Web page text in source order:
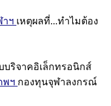
าฯ เหตุผลที่...ทำไมต้อง
บริจาคอิเล็กทรอนิกส์
พฯ กองทุนจุฬาลงกรณ์